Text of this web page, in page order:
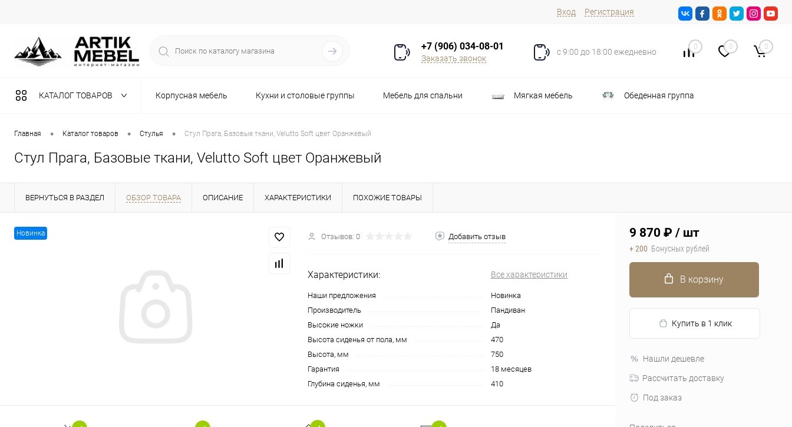
Вход Регистрация
+7 (906) 034-08-01
Заказать звонок
с 9:00 до 18:00 ежедневно
0 0 0
КАТАЛОГ ТОВАРОВ Корпусная мебель Кухни и столовые группы Мебель для спальни Мягкая мебель Обеденная группа
Разная мебель Распродажа Стулья
Главная • Каталог товаров • Стулья • Стул Прага, Базовые ткани, Velutto Soft цвет Оранжевый
Стул Прага, Базовые ткани, Velutto Soft цвет Оранжевый
ВЕРНУТЬСЯ В РАЗДЕЛ ОБЗОР ТОВАРА ОПИСАНИЕ ХАРАКТЕРИСТИКИ ПОХОЖИЕ ТОВАРЫ
Новинка Отзывов: 0 Добавить отзыв
Характеристики: Все характеристики
Наши предложения
Новинка
Производитель
Пандиван
Высокие ножки
Да
Высота сиденья от пола, мм
470
Высота, мм
750
Гарантия
18 месяцев
Глубина сиденья, мм
410
9 870 ₽ / шт
+ 200 Бонусных рублей
В корзину
Купить в 1 клик
Нашли дешевле
Рассчитать доставку
Под заказ